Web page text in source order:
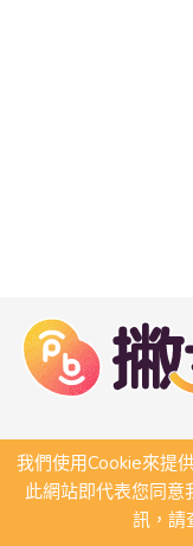
我們使用Cookie來提
此網站即代表您同意
訊，請